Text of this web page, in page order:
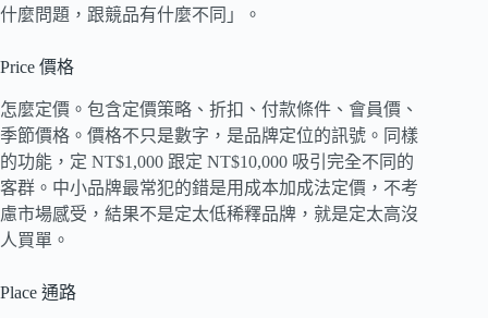
什麼問題，跟競品有什麼不同」。
Price 價格
怎麼定價。包含定價策略、折扣、付款條件、會員價、
季節價格。價格不只是數字，是品牌定位的訊號。同樣
的功能，定 NT$1,000 跟定 NT$10,000 吸引完全不同的
客群。中小品牌最常犯的錯是用成本加成法定價，不考
慮市場感受，結果不是定太低稀釋品牌，就是定太高沒
人買單。
Place 通路